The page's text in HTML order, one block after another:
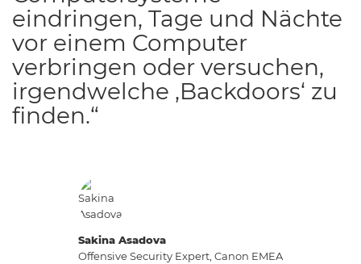
Sakina Asadova
Offensive Security Expert, Canon EMEA
eindringen, Tage und Nächte
vor einem Computer
verbringen oder versuchen,
irgendwelche ‚Backdoors‘ zu
finden.“